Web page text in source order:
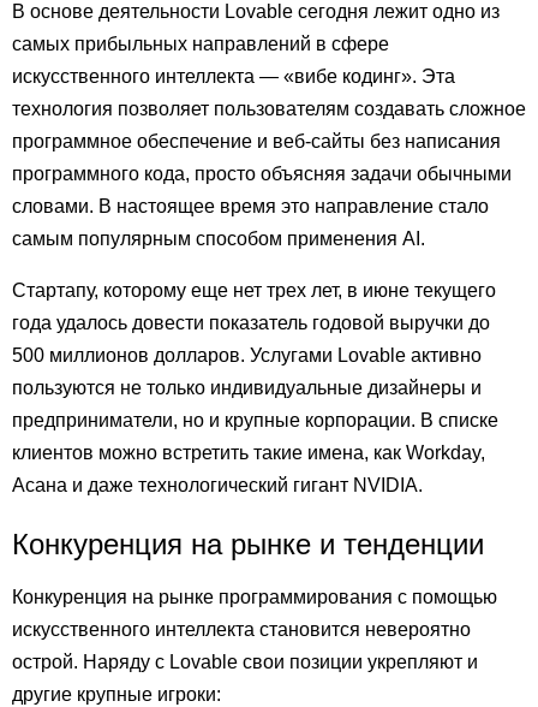
В основе деятельности Lovable сегодня лежит одно из
самых прибыльных направлений в сфере
искусственного интеллекта — «вибе кодинг». Эта
технология позволяет пользователям создавать сложное
программное обеспечение и веб-сайты без написания
программного кода, просто объясняя задачи обычными
словами. В настоящее время это направление стало
самым популярным способом применения AI.
Стартапу, которому еще нет трех лет, в июне текущего
года удалось довести показатель годовой выручки до
500 миллионов долларов. Услугами Lovable активно
пользуются не только индивидуальные дизайнеры и
предприниматели, но и крупные корпорации. В списке
клиентов можно встретить такие имена, как Workday,
Асана и даже технологический гигант NVIDIA.
Конкуренция на рынке и тенденции
Конкуренция на рынке программирования с помощью
искусственного интеллекта становится невероятно
острой. Наряду с Lovable свои позиции укрепляют и
другие крупные игроки: